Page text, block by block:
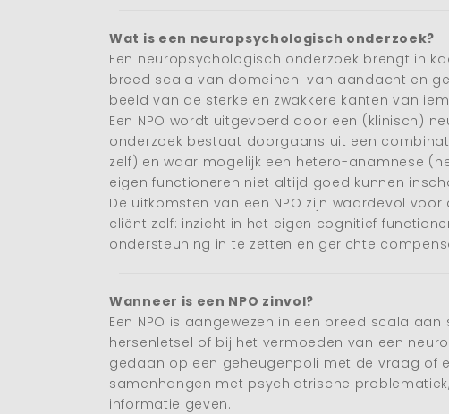
Wat is een neuropsychologisch onderzoek?
Een neuropsychologisch onderzoek brengt in
breed scala van domeinen: van aandacht en
beeld van de sterke en zwakkere kanten van
Een NPO wordt uitgevoerd door een (klinisch)
onderzoek bestaat doorgaans uit een
zelf) en waar mogelijk een hetero-anamnese
eigen functioneren niet altijd goed kunnen
De uitkomsten van een NPO zijn waardevol
cliënt zelf: inzicht in het eigen cognitief
ondersteuning in te zetten en gerichte
Wanneer is een NPO zinvol?
Een NPO is aangewezen in een breed scala
hersenletsel of bij het vermoeden van een
gedaan op een geheugenpoli met de vraag of
samenhangen met psychiatrische problematiek,
informatie geven.